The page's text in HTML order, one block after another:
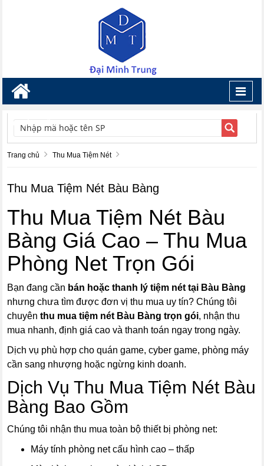
TÌM KIẾM
Trang chủ Thu Mua Tiệm Nét
Thu Mua Tiệm Nét Bàu Bàng
Thu Mua Tiệm Nét Bàu
Bàng Giá Cao – Thu Mua
Phòng Net Trọn Gói
Bạn đang cần bán hoặc thanh lý tiệm nét tại Bàu Bàng
nhưng chưa tìm được đơn vị thu mua uy tín? Chúng tôi
chuyênthu mua tiệm nét Bàu Bàng trọn gói, nhận thu
mua nhanh, định giá cao và thanh toán ngay trong ngày.
Dịch vụ phù hợp cho quán game, cyber game, phòng máy
cần sang nhượng hoặc ngừng kinh doanh.
Dịch Vụ Thu Mua Tiệm Nét Bàu
Bàng Bao Gồm
Chúng tôi nhận thu mua toàn bộ thiết bị phòng net:
Máy tính phòng net cấu hình cao – thấp